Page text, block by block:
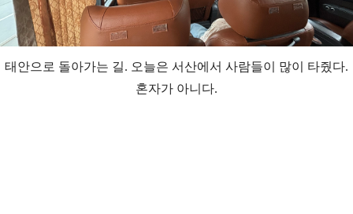
태안으로 돌아가는 길. 오늘은 서산에서 사람들이 많이 타줬다.
혼자가 아니다.